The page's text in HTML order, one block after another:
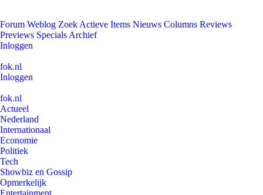
Forum Weblog Zoek Actieve Items Nieuws Columns Reviews
Previews Specials Archief
Inloggen
fok.nl
Inloggen
fok.nl
Actueel
Nederland
Internationaal
Economie
Politiek
Tech
Showbiz en Gossip
Opmerkelijk
Entertainment